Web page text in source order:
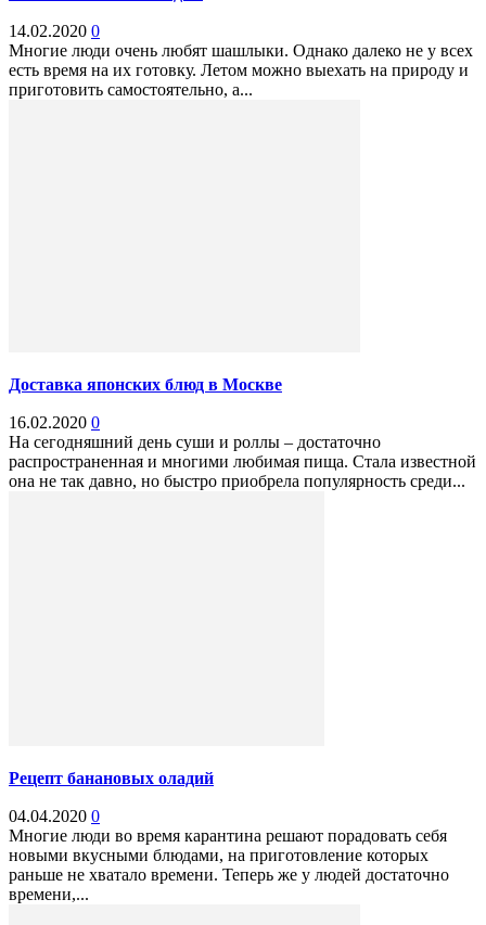
14.02.2020 0
Многие люди очень любят шашлыки. Однако далеко не у всех
есть время на их готовку. Летом можно выехать на природу и
приготовить самостоятельно, а...
Доставка японских блюд в Москве
16.02.2020 0
На сегодняшний день суши и роллы – достаточно
распространенная и многими любимая пища. Стала известной
она не так давно, но быстро приобрела популярность среди...
Рецепт банановых оладий
04.04.2020 0
Многие люди во время карантина решают порадовать себя
новыми вкусными блюдами, на приготовление которых
раньше не хватало времени. Теперь же у людей достаточно
времени,...